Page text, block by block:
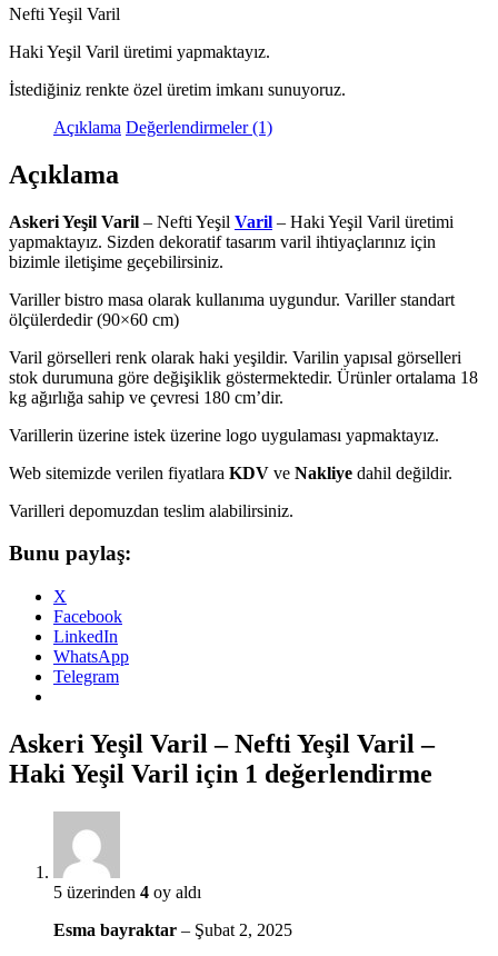
Nefti Yeşil Varil
Haki Yeşil Varil üretimi yapmaktayız.
İstediğiniz renkte özel üretim imkanı sunuyoruz.
Açıklama Değerlendirmeler (1)
Açıklama
Askeri Yeşil Varil – Nefti Yeşil Varil – Haki Yeşil Varil üretimi
yapmaktayız. Sizden dekoratif tasarım varil ihtiyaçlarınız için
bizimle iletişime geçebilirsiniz.
Variller bistro masa olarak kullanıma uygundur. Variller standart
ölçülerdedir (90×60 cm)
Varil görselleri renk olarak haki yeşildir. Varilin yapısal görselleri
stok durumuna göre değişiklik göstermektedir. Ürünler ortalama 18
kg ağırlığa sahip ve çevresi 180 cm’dir.
Varillerin üzerine istek üzerine logo uygulaması yapmaktayız.
Web sitemizde verilen fiyatlara KDV ve Nakliye dahil değildir.
Varilleri depomuzdan teslim alabilirsiniz.
Bunu paylaş:
X
Facebook
LinkedIn
WhatsApp
Telegram
Askeri Yeşil Varil – Nefti Yeşil Varil –
Haki Yeşil Varil için 1 değerlendirme
5 üzerinden 4 oy aldı
Esma bayraktar – Şubat 2, 2025